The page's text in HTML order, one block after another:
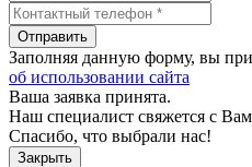
Отправить
Заполняя данную форму, вы
об использовании сайта
Ваша заявка принята.
Наш специалист свяжется с
Спасибо, что выбрали нас!
Закрыть